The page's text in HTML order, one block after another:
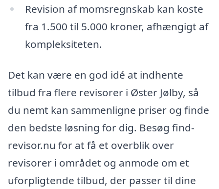
Revision af momsregnskab kan koste
fra 1.500 til 5.000 kroner, afhængigt af
kompleksiteten.
Det kan være en god idé at indhente
tilbud fra flere revisorer i Øster Jølby, så
du nemt kan sammenligne priser og finde
den bedste løsning for dig. Besøg find-
revisor.nu for at få et overblik over
revisorer i området og anmode om et
uforpligtende tilbud, der passer til dine